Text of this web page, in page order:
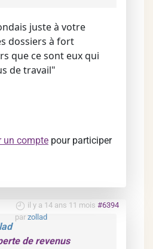
juste à votre
dossiers à fort
que ce sont eux qui
de travail"
un compte pour participer
il y a 14 ans 11 mois #6394
par zollad
de revenus